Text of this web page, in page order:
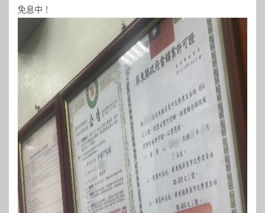
免息中！